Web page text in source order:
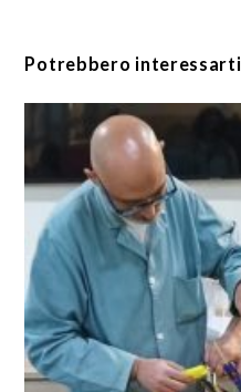
Potrebbero interessarti